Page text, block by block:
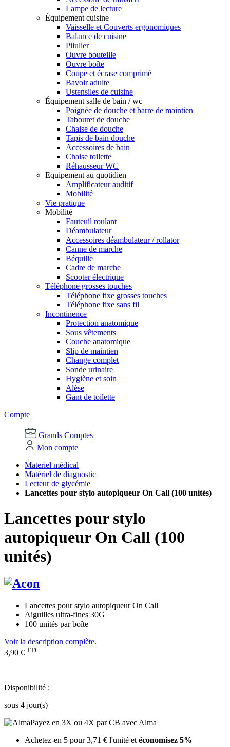
Lampe de lecture
Équipement cuisine
Vaisselle et Couverts ergonomiques
Balance de cuisine
Pilulier
Ouvre bouteille
Ouvre boîte
Coupe et écrase comprimé
Bavoir adulte
Ustensiles de cuisine
Équipement salle de bain / wc
Poignée de douche et barre de maintien
Tabouret de douche
Chaise de douche
Tapis de bain douche
Accessoires de bain
Chaise toilette
Réhausseur WC
Equipement au quotidien
Amplificateur auditif
Mobilité
Vie pratique
Mobilité
Fauteuil roulant
Déambulateur
Accessoires déambulateur / rollator
Canne de marche
Béquille
Cadre de marche
Scooter électrique
Téléphone grosses touches
Téléphone fixe grosses touches
Téléphone fixe sans fil
Incontinence
Protection anatomique
Sous vêtements
Couche anatomique
Slip de maintien
Change complet
Sonde urinaire
Hygiène et soin
Alèse
Gant de toilette
Compte
Grands Comptes
Mon compte
Materiel médical
Matériel de diagnostic
Lecteur de glycémie
Lancettes pour stylo autopiqueur On Call (100 unités)
Lancettes pour stylo
autopiqueur On Call (100
unités)
Lancettes pour stylo autopiqueur On Call
Aiguilles ultra-fines 30G
100 unités par boîte
Voir la description complète.
3,90 € TTC
Disponibilité :
sous 4 jour(s)
Payez en 3X ou 4X par CB avec Alma
Achetez-en 5 pour3,71 € l'unité et économisez 5%